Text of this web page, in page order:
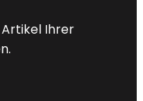
Ihrer